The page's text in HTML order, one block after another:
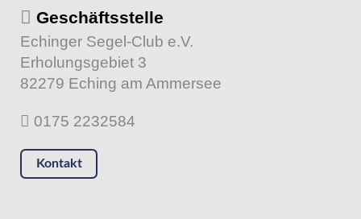
Geschäftsstelle
Echinger Segel-Club e.V.
Erholungsgebiet 3
82279 Eching am Ammersee
0175 2232584
Kontakt